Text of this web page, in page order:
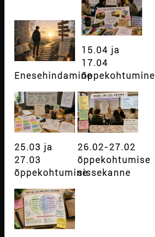
Enesehindamine
15.04 ja
17.04
õppekohtumine
25.03 ja
27.03
õppekohtumine
26.02-27.02
õppekohtumise
sissekanne